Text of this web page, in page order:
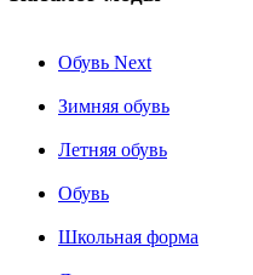
Обувь Next
Зимняя обувь
Летняя обувь
Обувь
Школьная форма